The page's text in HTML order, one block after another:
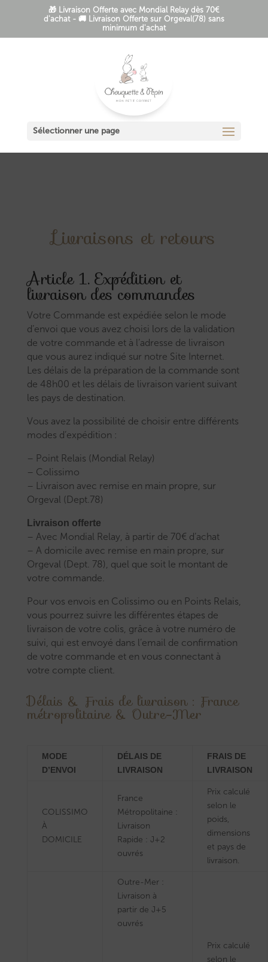
🎁 Livraison Offerte avec Mondial Relay dès 70€
d'achat - 🚚 Livraison Offerte sur Orgeval(78) sans
minimum d'achat
Sélectionner une page
Livraisons et retours
Article 1. Expédition et
livraison des commandes
Votre Commande est expédiée selon le mode
d’envoi que vous avez choisi lors de la validation
de votre commande et à l’adresse de livraison
que vous aurez indiqué sur notre Site Internet.
Les délais de la préparation de la commande sont
de 48h00 et les délais de livraison varient suivant
les pays de destination.
Vous avez la possibilité de choisir entre différents
modes d’expédition :
– Point Relais (Mondial Relay)
– Colissimo
– Livraison avec remise en main propre, sur
Orgeval (Dept.78)
Livraison offerte
– Avec Mondial Relay, à partir de 70€ d’achat
– A domicile avec remise en main propre, sur
Orgeval (Dept. 78), quel que soit le montant de
votre commande.
Pour vos envois en Colissimo ou en Points Relais,
vous pourrez suivre les différentes étapes de
livraison de votre colis, grâce à votre numéro de
suivi, qui est envoyé dans l’email de confirmation
de votre commande et en vous connectant à
votre compte client.
Délais & Frais de livraison : France
métropolitaine & Outre-Mer
MODE
D’ENVOI
DÉLAIS DE
LIVRAISON
FRAIS DE
LIVRAISON
COLISSIMO
À
DOMICILE
France
Métropolitaine :
Livraison
Rapide : J+2
ouvrés
Prix calculé
selon le
poids,
dimensions
et pays de
livraison.
Outre-Mer :
Livraison à
partir de J+5
ouvrés
Prix calculé
selon le